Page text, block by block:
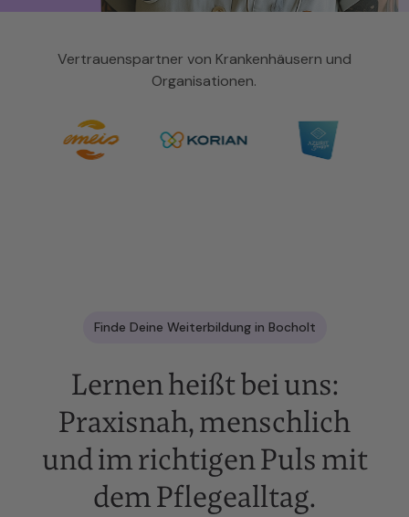
Vertrauenspartner von Krankenhäusern und
Organisationen.
Finde Deine Weiterbildung in Bocholt
Lernen heißt bei uns:
Praxisnah, menschlich
und im richtigen Puls mit
dem Pflegealltag.